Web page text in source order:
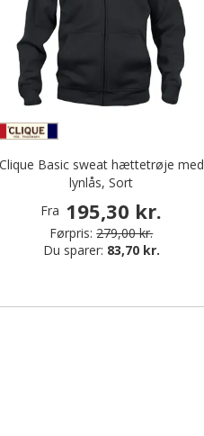
Clique Basic sweat hættetrøje med
lynlås, Sort
Fra 195,30 kr.
Førpris: 279,00 kr.
Du sparer: 83,70 kr.